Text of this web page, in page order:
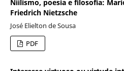
Niilismo, poesia e filosofia:
Friedrich Nietzsche
José Elielton de Sousa
PDF